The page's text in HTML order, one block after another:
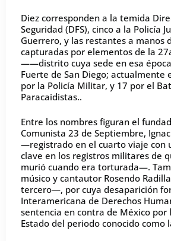
Diez corresponden a la temida
Seguridad (DFS), cinco a la Policía
Guerrero, y las restantes a manos
capturadas por elementos de la
——distrito cuya sede en esa
Fuerte de San Diego; actualmente
por la Policía Militar, y 17 por el
Paracaidistas..
Entre los nombres figuran el
Comunista 23 de Septiembre,
—registrado en el cuarto viaje con
clave en los registros militares de
murió cuando era torturada—.
músico y cantautor Rosendo
tercero—, por cuya desaparición
Interamericana de Derechos
sentencia en contra de México por
Estado del periodo conocido como